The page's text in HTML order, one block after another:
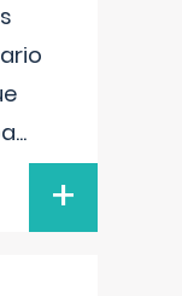
...
+